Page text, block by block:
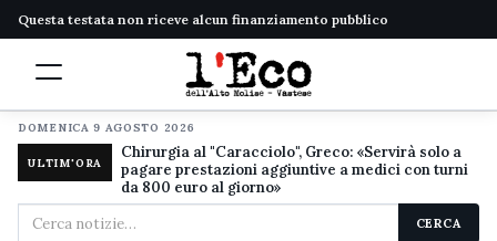
Questa testata non riceve alcun finanziamento pubblico
DOMENICA 9 AGOSTO 2026
ULTIM'ORA
Chirurgia al "Caracciolo", Greco: «Servirà solo a
pagare prestazioni aggiuntive a medici con turni
da 800 euro al giorno»
Cerca
CERCA